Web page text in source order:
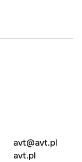
avt@avt.pl
avt.pl